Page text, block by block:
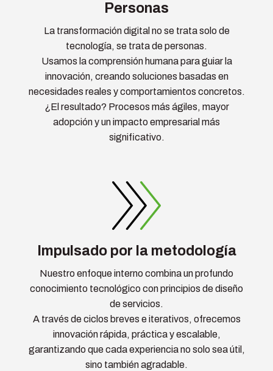
Personas
La transformación digital no se trata solo de
tecnología, se trata de personas.
Usamos la comprensión humana para guiar la
innovación, creando soluciones basadas en
necesidades reales y comportamientos concretos.
¿El resultado? Procesos más ágiles, mayor
adopción y un impacto empresarial más
significativo.
Impulsado por la metodología
Nuestro enfoque interno combina un profundo
conocimiento tecnológico con principios de diseño
de servicios.
A través de ciclos breves e iterativos, ofrecemos
innovación rápida, práctica y escalable,
garantizando que cada experiencia no solo sea útil,
sino también agradable.